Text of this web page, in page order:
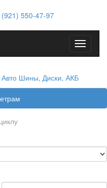
(921) 550-47-97
Toggle
Авто Шины, Диски, АКБ